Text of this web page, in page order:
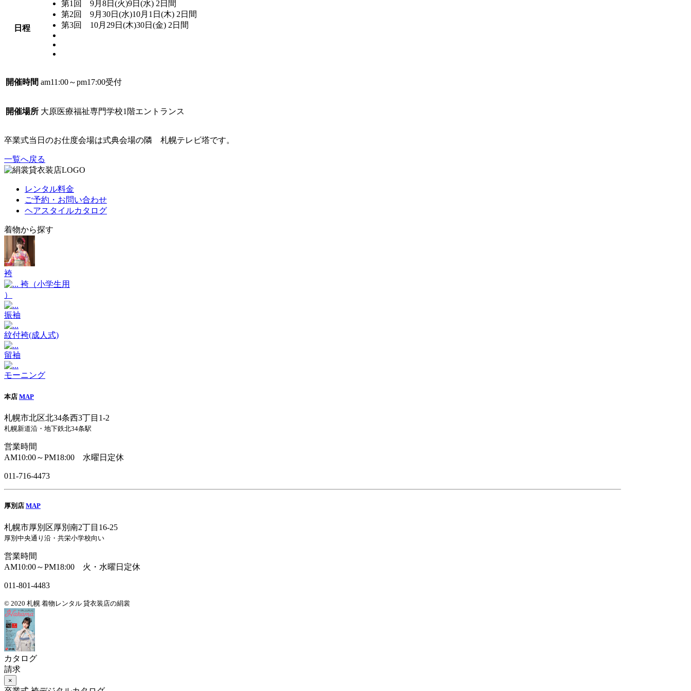
日程
第1回 9月8日(火)9日(水) 2日間
第2回 9月30日(水)10月1日(木) 2日間
第3回 10月29日(木)30日(金) 2日間
開催時間 am11:00～pm17:00受付
開催場所 大原医療福祉専門学校1階エントランス
卒業式当日のお仕度会場は式典会場の隣 札幌テレビ塔です。
一覧へ戻る
レンタル料金
ご予約・お問い合わせ
ヘアスタイルカタログ
着物から探す
袴
袴（小学生用
）
振袖
紋付袴(成人式)
留袖
モーニング
本店 MAP
札幌市北区北34条西3丁目1-2
札幌新道沿・地下鉄北34条駅
営業時間
AM10:00～PM18:00 水曜日定休
011-716-4473
厚別店 MAP
札幌市厚別区厚別南2丁目16-25
厚別中央通り沿・共栄小学校向い
営業時間
AM10:00～PM18:00 火・水曜日定休
011-801-4483
© 2020 札幌 着物レンタル 貸衣装店の絹裳
カタログ
請求
×